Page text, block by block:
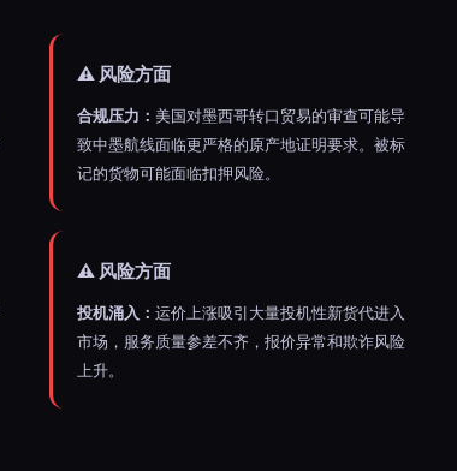
⚠️ 风险方面
合规压力： 美国对墨西哥转口贸易的审查可能导
致中墨航线面临更严格的原产地证明要求。被标
记的货物可能面临扣押风险。
⚠️ 风险方面
投机涌入： 运价上涨吸引大量投机性新货代进入
市场，服务质量参差不齐，报价异常和欺诈风险
上升。